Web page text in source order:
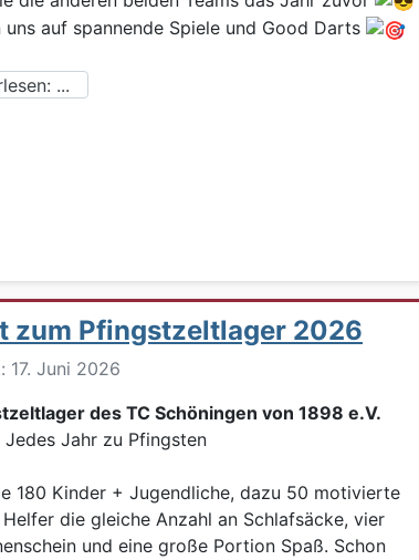
uns auf spannende Spiele und Good Darts
...
zum Pfingstzeltlager 2026
17. Juni 2026
des TC Schöningen von 1898 e.V.
Jahr zu Pfingsten
180 Kinder + Jugendliche, dazu 50 motivierte
die gleiche Anzahl an Schlafsäcke, vier
und eine große Portion Spaß. Schon